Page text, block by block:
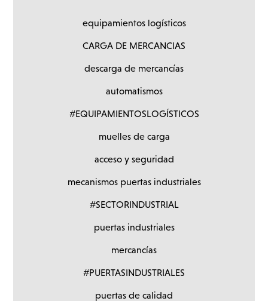
equipamientos logísticos
CARGA DE MERCANCIAS
descarga de mercancías
automatismos
#EQUIPAMIENTOSLOGÍSTICOS
muelles de carga
acceso y seguridad
mecanismos puertas industriales
#SECTORINDUSTRIAL
puertas industriales
mercancías
#PUERTASINDUSTRIALES
puertas de calidad